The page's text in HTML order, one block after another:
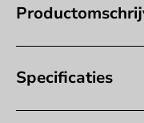
Specificaties